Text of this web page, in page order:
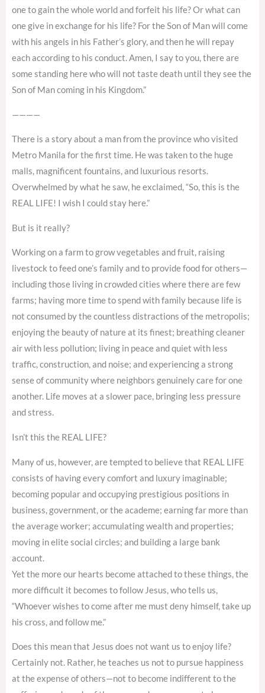
one to gain the whole world and forfeit his life? Or what can
one give in exchange for his life? For the Son of Man will come
with his angels in his Father’s glory, and then he will repay
each according to his conduct. Amen, I say to you, there are
some standing here who will not taste death until they see the
Son of Man coming in his Kingdom.”
————
There is a story about a man from the province who visited
Metro Manila for the first time. He was taken to the huge
malls, magnificent fountains, and luxurious resorts.
Overwhelmed by what he saw, he exclaimed, “So, this is the
REAL LIFE! I wish I could stay here.”
But is it really?
Working on a farm to grow vegetables and fruit, raising
livestock to feed one’s family and to provide food for others—
including those living in crowded cities where there are few
farms; having more time to spend with family because life is
not consumed by the countless distractions of the metropolis;
enjoying the beauty of nature at its finest; breathing cleaner
air with less pollution; living in peace and quiet with less
traffic, construction, and noise; and experiencing a strong
sense of community where neighbors genuinely care for one
another. Life moves at a slower pace, bringing less pressure
and stress.
Isn’t this the REAL LIFE?
Many of us, however, are tempted to believe that REAL LIFE
consists of having every comfort and luxury imaginable;
becoming popular and occupying prestigious positions in
business, government, or the academe; earning far more than
the average worker; accumulating wealth and properties;
moving in elite social circles; and building a large bank
account.
Yet the more our hearts become attached to these things, the
more difficult it becomes to follow Jesus, who tells us,
“Whoever wishes to come after me must deny himself, take up
his cross, and follow me.”
Does this mean that Jesus does not want us to enjoy life?
Certainly not. Rather, he teaches us not to pursue happiness
at the expense of others—not to become indifferent to the